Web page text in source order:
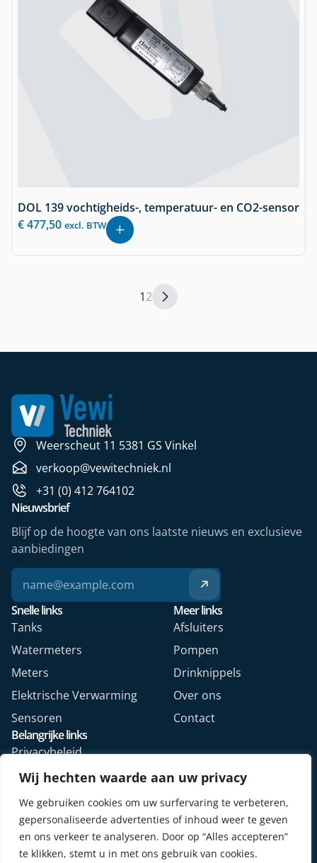
Wij hechten waarde aan uw privacy
We gebruiken cookies om uw surfervaring te verbeteren,
gepersonaliseerde advertenties of inhoud weer te geven
en ons verkeer te analyseren. Door op “Alles accepteren”
te klikken, stemt u in met ons gebruik van cookies.
DOL 139 vochtigheids-, temperatuur- en CO2-sensor
€477,50 excl. BTW
12
Weerscheut 11 5381 GS Vinkel
verkoop@vewitechniek.nl
+31 (0) 412 764102
Snelle links
Tanks
Watermeters
Meters
Elektrische Verwarming
Sensoren
Meer links
Afsluiters
Pompen
Drinknippels
Over ons
Contact
Belangrijke links
Privacybeleid
Algemene voorwaarden
Veelgestelde vragen
Retourformulier webshop
Nieuwsbrief
Blijf op de hoogte van ons laatste nieuws en exclusieve
aanbiedingen